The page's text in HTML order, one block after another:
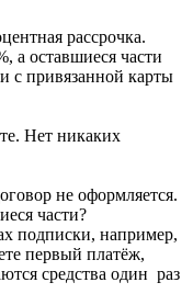
рассрочка.
а оставшиеся части
с привязанной карты
Нет никаких
не оформляется.
части?
подписки, например,
первый платёж,
средства один раз